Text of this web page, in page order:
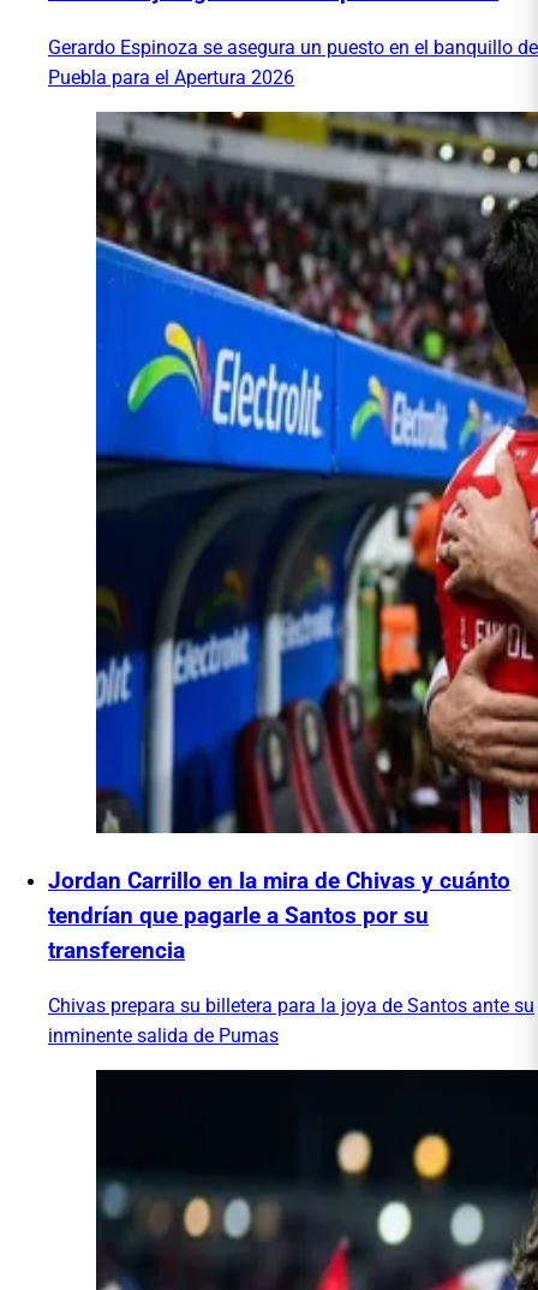
Gerardo Espinoza se asegura un puesto en el banquillo de
Puebla para el Apertura 2026
Jordan Carrillo en la mira de Chivas y cuánto
tendrían que pagarle a Santos por su
transferencia
Chivas prepara su billetera para la joya de Santos ante su
inminente salida de Pumas